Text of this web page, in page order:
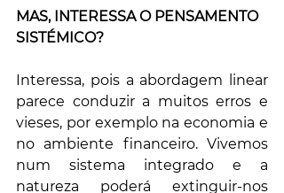
MAS, INTERESSA O PENSAMENTO
SISTÉMICO?
Interessa, pois a abordagem linear
parece conduzir a muitos erros e
vieses, por exemplo na economia e
no ambiente financeiro. Vivemos
num sistema integrado e a
natureza poderá extinguir-nos